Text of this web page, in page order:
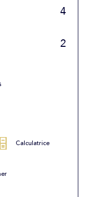
4
2
Calculatrice